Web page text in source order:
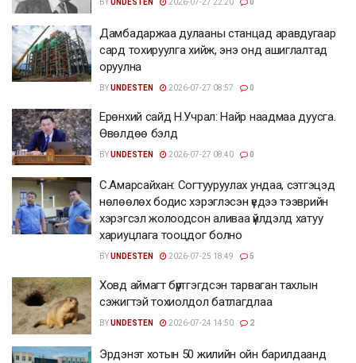
BYUNDESTEN 2026-07-27 22:20 0
Дамбадаржаа дулааны станцад аравдугаар
сард тохируулга хийж, энэ онд ашиглалтад
оруулна
BYUNDESTEN 2026-07-27 08:57 0
Ерөнхий сайд Н.Учрал: Найр наадмаа дуусга.
Өвөлдөө бэлд
BYUNDESTEN 2026-07-27 08:40 0
С.Амарсайхан: Согтууруулах ундаа, сэтгэцэд
нөлөөлөх бодис хэрэглэсэн үедээ тээврийн
хэрэгсэл жолоодсон аливаа үйлдэлд хатуу
хариуцлага тооцдог болно
BYUNDESTEN 2026-07-25 18:49 5
Ховд аймагт бүртгэгдсэн тарваган тахлын
сэжигтэй тохиолдол батлагдлаа
BYUNDESTEN 2026-07-24 14:50 2
Эрдэнэт хотын 50 жилийн ойн барилдаанд